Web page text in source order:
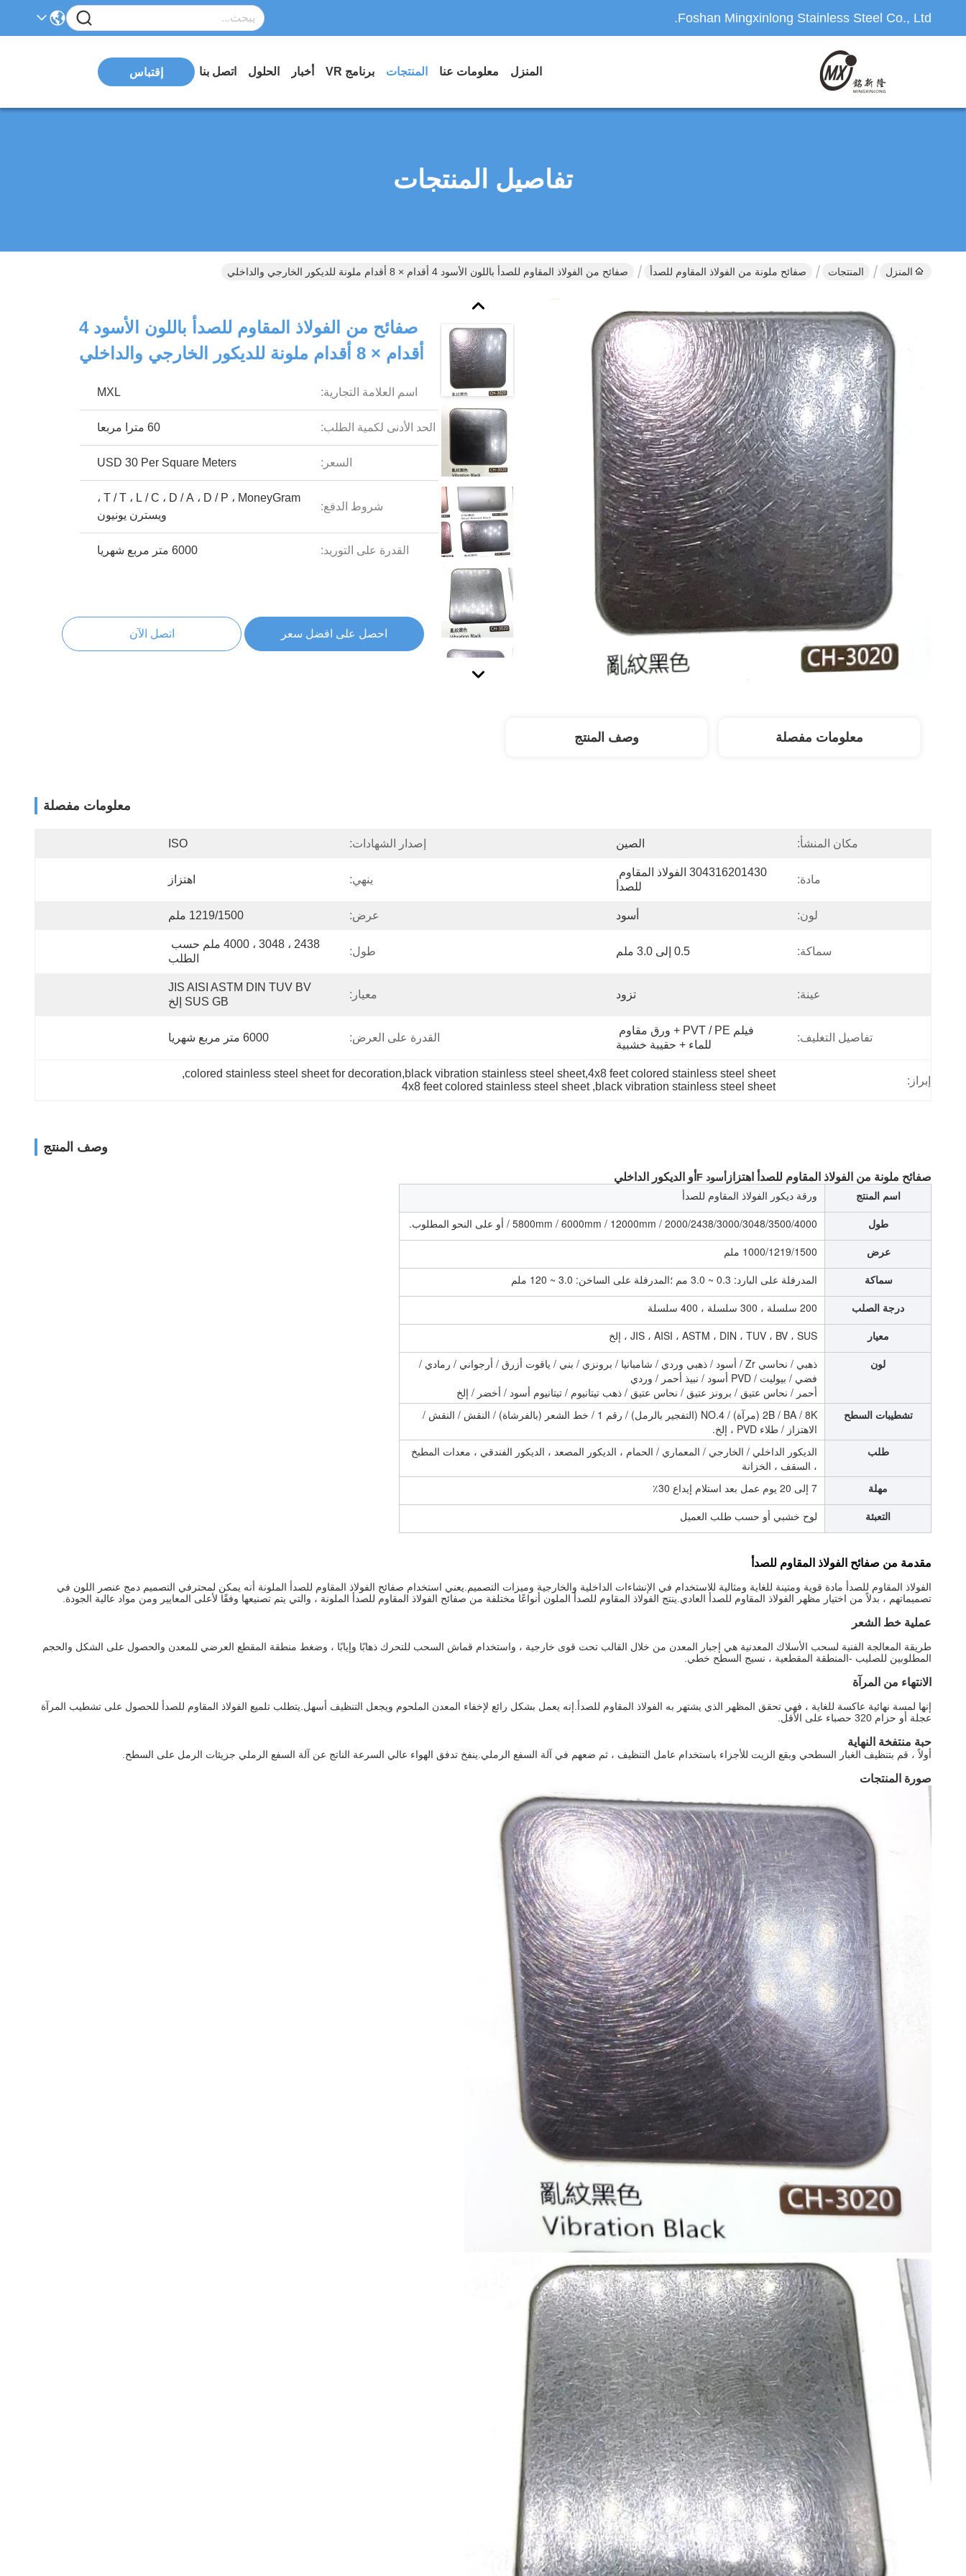
Foshan Mingxinlong Stainless Steel Co., Ltd.
المنزل معلومات عنا المنتجات برنامج VR أخبار الحلول اتصل بنا إقتباس
تفاصيل المنتجات
المنزل المنتجات صفائح ملونة من الفولاذ المقاوم للصدأ صفائح من الفولاذ المقاوم للصدأ باللون الأسود 4 أقدام × 8 أقدام ملونة للديكور الخارجي والداخلي
صفائح من الفولاذ المقاوم للصدأ باللون الأسود 4
أقدام × 8 أقدام ملونة للديكور الخارجي والداخلي
اسم العلامة التجارية: MXL
الحد الأدنى لكمية الطلب: 60 مترا مربعا
السعر: USD 30 Per Square Meters
شروط الدفع:
T / T ، L / C ، D / A ، D / P ، MoneyGram ،
ويسترن يونيون
القدرة على التوريد: 6000 متر مربع شهريا
احصل على افضل سعر اتصل الآن
معلومات مفصلة وصف المنتج
معلومات مفصلة
مكان المنشأ: الصين إصدار الشهادات: ISO
مادة:
للصدأ
ينهي: اهتزاز
لون: أسود عرض: 1219/1500 ملم
سماكة: 0.5 إلى 3.0 ملم طول:
الطلب
عينة: تزود معيار:
JIS AISI ASTM DIN TUV BV
SUS GB إلخ
تفاصيل التغليف:
للماء + حقيبة خشبية
القدرة على العرض: 6000 متر مربع شهريا
إبراز:
colored stainless steel sheet for decoration,black vibration stainless steel sheet,4x8 feet colored stainless steel sheet
,
black vibration stainless steel sheet
,
4x8 feet colored stainless steel sheet
وصف المنتج
صفائح ملونة من الفولاذ المقاوم للصدأ اهتزاز أسود F أو الديكور الداخلي
اسم المنتج
ورقة ديكور الفولاذ المقاوم للصدأ
طول
2000/2438/3000/3048/3500/4000 / 5800mm / 6000mm / 12000mm / أو على النحو المطلوب.
عرض
1000/1219/1500 ملم
سماكة
المدرفلة على البارد: 0.3 ~ 3.0 مم ؛المدرفلة على الساخن: 3.0 ~ 120 ملم
درجة الصلب
200 سلسلة ، 300 سلسلة ، 400 سلسلة
معيار
JIS ، AISI ، ASTM ، DIN ، TUV ، BV ، SUS ، إلخ
لون
ذهبي / نحاسي Zr / أسود / ذهبي وردي / شامبانيا / برونزي / بني / ياقوت أزرق / أرجواني / رمادي /
فضي / بيوليت / PVD أسود / نبيذ أحمر / وردي
أحمر / نحاس عتيق / برونز عتيق / نحاس عتيق / ذهب تيتانيوم / تيتانيوم أسود / أخضر / إلخ
تشطيبات السطح
2B / BA / 8K (مرآة) / NO.4 (التفجير بالرمل) / رقم 1 / خط الشعر (بالفرشاة) / النقش / النقش /
الاهتزاز / طلاء PVD ، إلخ.
طلب
الديكور الداخلي / الخارجي / المعماري / الحمام ، الديكور المصعد ، الديكور الفندقي ، معدات المطبخ
، السقف ، الخزانة
مهلة
7 إلى 20 يوم عمل بعد استلام إيداع 30٪
التعبئة
لوح خشبي أو حسب طلب العميل
مقدمة من صفائح الفولاذ المقاوم للصدأ
الفولاذ المقاوم للصدأ مادة قوية ومتينة للغاية ومثالية للاستخدام في الإنشاءات الداخلية والخارجية وميزات التصميم.يعني استخدام صفائح الفولاذ المقاوم للصدأ الملونة أنه يمكن لمحترفي التصميم دمج عنصر اللون في
تصميماتهم ، بدلاً من اختيار مظهر الفولاذ المقاوم للصدأ العادي.ينتج الفولاذ المقاوم للصدأ الملون أنواعًا مختلفة من صفائح الفولاذ المقاوم للصدأ الملونة ، والتي يتم تصنيعها وفقًا لأعلى المعايير ومن مواد عالية الجودة.
عملية خط الشعر
طريقة المعالجة الفنية لسحب الأسلاك المعدنية هي إجبار المعدن من خلال القالب تحت قوى خارجية ، واستخدام قماش السحب للتحرك ذهابًا وإيابًا ، وضغط منطقة المقطع العرضي للمعدن والحصول على الشكل والحجم
المطلوبين للصليب -المنطقة المقطعية ، نسيج السطح خطي.
الانتهاء من المرآة
إنها لمسة نهائية عاكسة للغاية ، فهي تحقق المظهر الذي يشتهر به الفولاذ المقاوم للصدأ.إنه يعمل بشكل رائع لإخفاء المعدن الملحوم ويجعل التنظيف أسهل.يتطلب تلميع الفولاذ المقاوم للصدأ للحصول على تشطيب المرآة
عجلة أو حزام 320 حصباء على الأقل.
حبة منتفخة النهاية
أولاً ، قم بتنظيف الغبار السطحي وبقع الزيت للأجزاء باستخدام عامل التنظيف ، ثم ضعهم في آلة السفع الرملي.ينفخ تدفق الهواء عالي السرعة الناتج عن آلة السفع الرملي جزيئات الرمل على السطح.
صورة المنتجات